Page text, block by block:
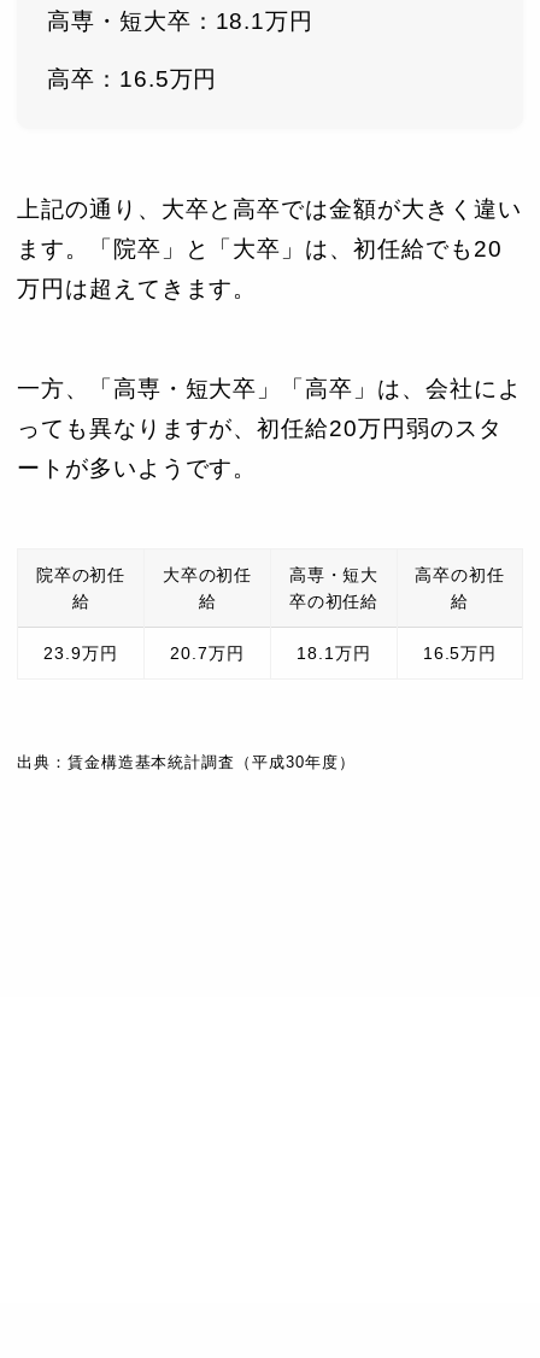
高専・短大卒：18.1万円
高卒：16.5万円
上記の通り、大卒と高卒では金額が大きく違い
ます。「院卒」と「大卒」は、初任給でも20
万円は超えてきます。
一方、「高専・短大卒」「高卒」は、会社によ
っても異なりますが、初任給20万円弱のスタ
ートが多いようです。
院卒の初任
給
大卒の初任
給
高専・短大
卒の初任給
高卒の初任
給
23.9万円 20.7万円 18.1万円 16.5万円
出典：賃金構造基本統計調査（平成30年度）